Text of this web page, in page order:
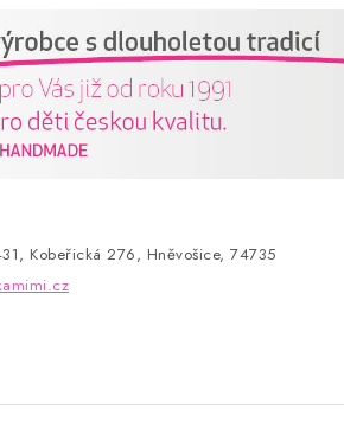
Kobeřická 276, Hněvošice, 74735